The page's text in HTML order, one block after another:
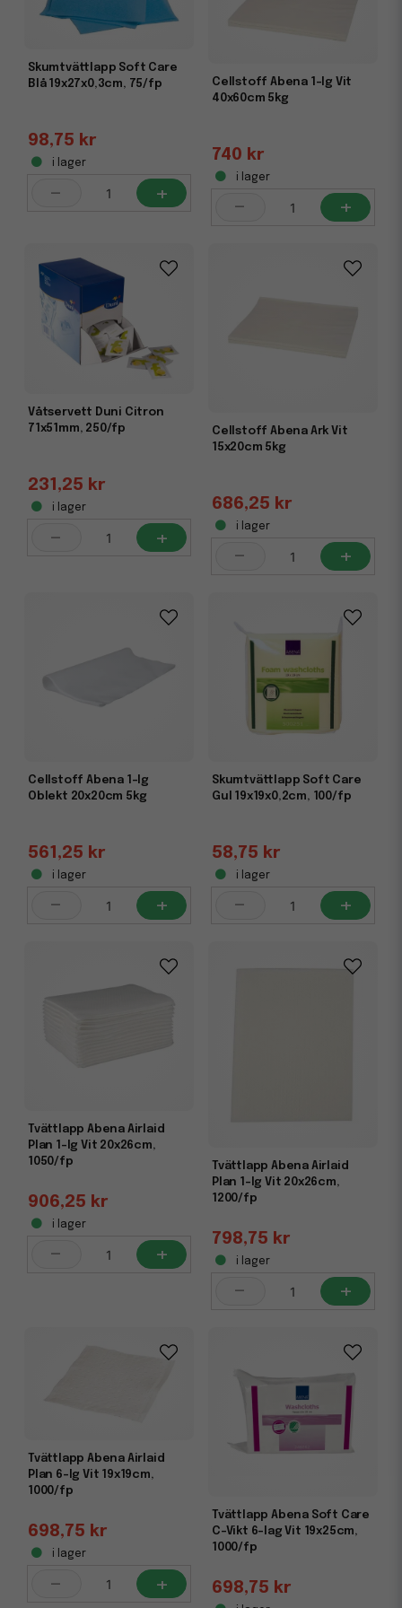
Skumtvättlapp Soft Care
Blå 19x27x0,3cm, 75/fp
98,75 kr
i lager
- +
Cellstoff Abena 1-lg Vit
40x60cm 5kg
740 kr
i lager
- +
Våtservett Duni Citron
71x51mm, 250/fp
231,25 kr
i lager
- +
Cellstoff Abena Ark Vit
15x20cm 5kg
686,25 kr
i lager
- +
Cellstoff Abena 1-lg
Oblekt 20x20cm 5kg
561,25 kr
i lager
- +
Skumtvättlapp Soft Care
Gul 19x19x0,2cm, 100/fp
58,75 kr
i lager
- +
Tvättlapp Abena Airlaid
Plan 1-lg Vit 20x26cm,
1050/fp
906,25 kr
i lager
- +
Tvättlapp Abena Airlaid
Plan 1-lg Vit 20x26cm,
1200/fp
798,75 kr
i lager
- +
Tvättlapp Abena Airlaid
Plan 6-lg Vit 19x19cm,
1000/fp
698,75 kr
i lager
- +
Tvättlapp Abena Soft Care
C-Vikt 6-lag Vit 19x25cm,
1000/fp
698,75 kr